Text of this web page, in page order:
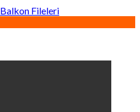
Balkon Fileleri